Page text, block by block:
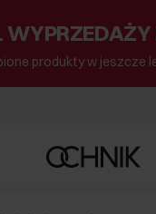
produkty w jeszcze